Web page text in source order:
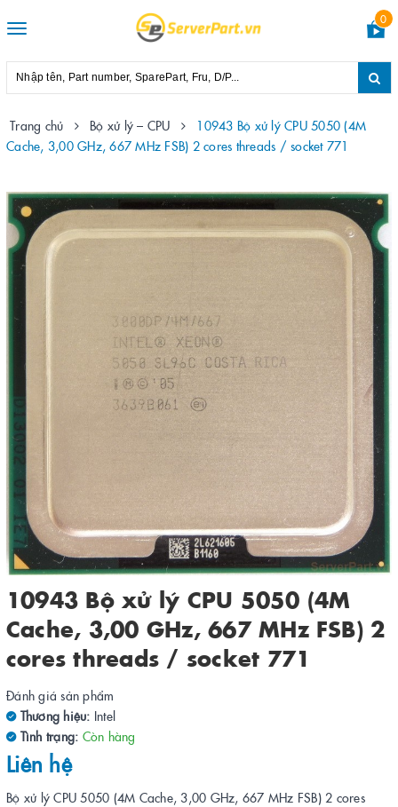
Toggle
0
Trang chủ Bộ xử lý – CPU
10943 Bộ xử lý CPU 5050 (4M
Cache, 3,00 GHz, 667 MHz FSB) 2 cores threads / socket 771
10943 Bộ xử lý CPU 5050 (4M
Cache, 3,00 GHz, 667 MHz FSB) 2
cores threads / socket 771
Đánh giá sản phẩm
Thương hiệu: Intel
Tình trạng: Còn hàng
Liên hệ
Bộ xử lý CPU 5050 (4M Cache, 3,00 GHz, 667 MHz FSB) 2 cores